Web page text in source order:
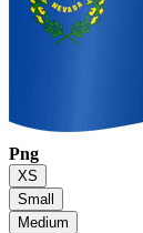
Png
XS
Small
Medium